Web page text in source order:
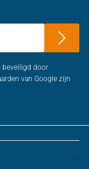
beveiligd door
van Google zijn